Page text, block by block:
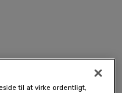
til at virke ordentligt,